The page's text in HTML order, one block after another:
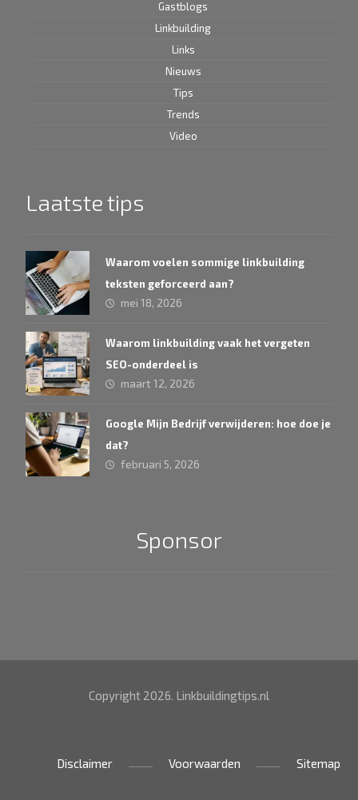
Gastblogs
Linkbuilding
Links
Nieuws
Tips
Trends
Video
Laatste tips
Waarom voelen sommige linkbuilding
teksten geforceerd aan?
mei 18, 2026
Waarom linkbuilding vaak het vergeten
SEO-onderdeel is
maart 12, 2026
Google Mijn Bedrijf verwijderen: hoe doe je
dat?
februari 5, 2026
Sponsor
Copyright 2026. Linkbuildingtips.nl
Sitemap
Voorwaarden
Disclaimer